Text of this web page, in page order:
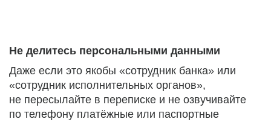
Не делитесь персональными данными
Даже если это якобы «сотрудник банка» или
«сотрудник исполнительных органов»,
не пересылайте в переписке и не озвучивайте
по телефону платёжные или паспортные